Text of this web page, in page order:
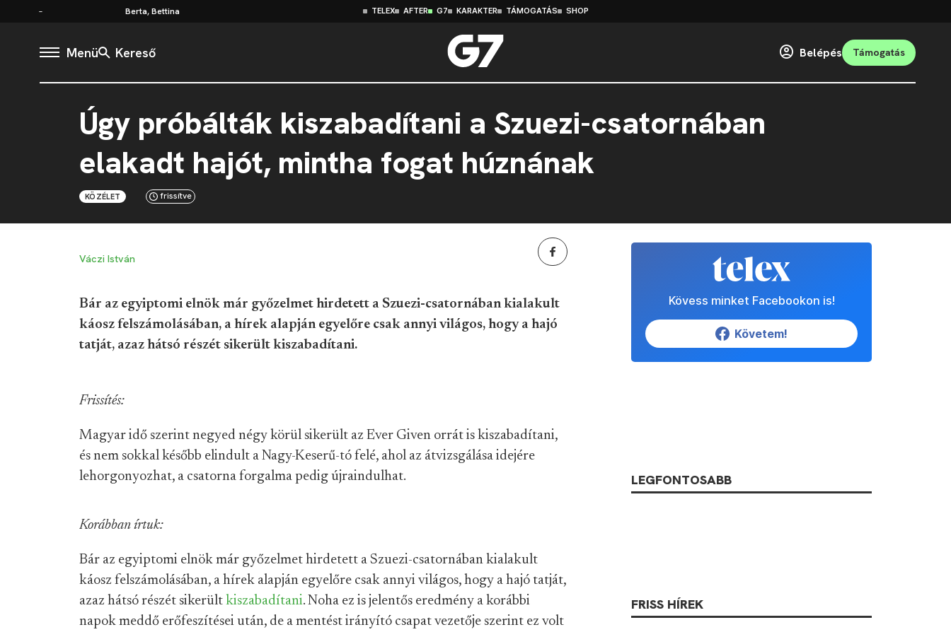
Berta, Bettina TELEX AFTER G7 KARAKTER TÁMOGATÁS SHOP
Menü Kereső Belépés Támogatás
Úgy próbálták kiszabadítani a Szuezi-csatornában
elakadt hajót, mintha fogat húznának
KÖZÉLET frissítve
Váczi István
Bár az egyiptomi elnök már győzelmet hirdetett a Szuezi-csatornában kialakult
káosz felszámolásában, a hírek alapján egyelőre csak annyi világos, hogy a hajó
tatját, azaz hátsó részét sikerült kiszabadítani.
Frissítés:
Magyar idő szerint negyed négy körül sikerült az Ever Given orrát is kiszabadítani,
és nem sokkal később elindult a Nagy-Keserű-tó felé, ahol az átvizsgálása idejére
lehorgonyozhat, a csatorna forgalma pedig újraindulhat.
Korábban írtuk:
Bár az egyiptomi elnök már győzelmet hirdetett a Szuezi-csatornában kialakult
káosz felszámolásában, a hírek alapján egyelőre csak annyi világos, hogy a hajó tatját,
azaz hátsó részét sikerült kiszabadítani. Noha ez is jelentős eredmény a korábbi
napok meddő erőfeszítései után, de a mentést irányító csapat vezetője szerint ez volt
Kövess minket Facebookon is!
Követem!
LEGFONTOSABB
FRISS HÍREK